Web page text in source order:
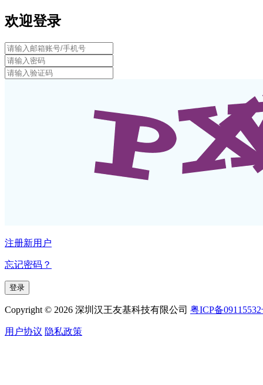
欢迎登录
注册新用户
忘记密码？
Copyright © 2026 深圳汉王友基科技有限公司 粤ICP备
用户协议 隐私政策